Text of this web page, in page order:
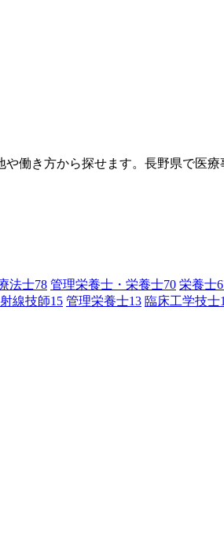
働き方から探せます。長野県で医療
法士78 管理栄養士・栄養士70 栄養士
線技師15 管理栄養士13 臨床工学技士